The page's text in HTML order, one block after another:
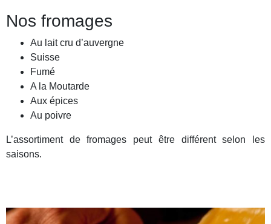
Nos fromages
Au lait cru d’auvergne
Suisse
Fumé
A la Moutarde
Aux épices
Au poivre
L’assortiment de fromages peut être différent selon les
saisons.